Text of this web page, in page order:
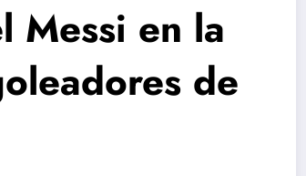
Messi en la
de